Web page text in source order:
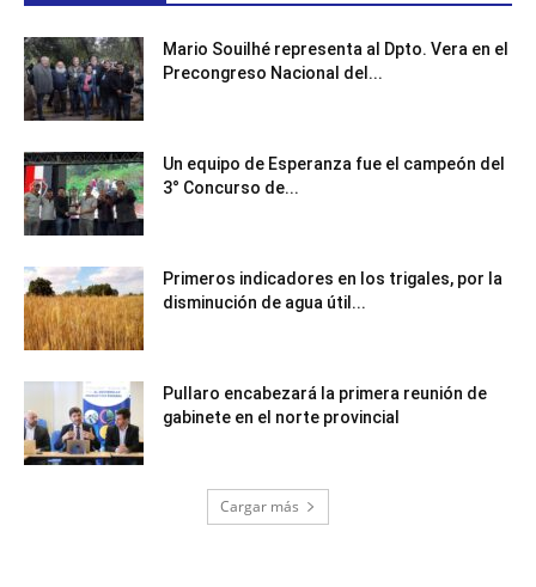
Mario Souilhé representa al Dpto. Vera en el
Precongreso Nacional del...
Un equipo de Esperanza fue el campeón del
3° Concurso de...
Primeros indicadores en los trigales, por la
disminución de agua útil...
Pullaro encabezará la primera reunión de
gabinete en el norte provincial
Cargar más